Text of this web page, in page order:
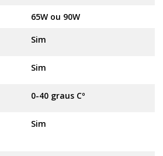
65W ou 90W
Sim
Sim
0-40 graus Cº
Sim